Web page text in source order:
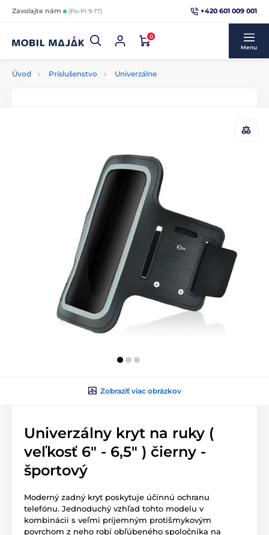
Zavolajte nám (Po-Pi 9-17) +420 601 009 001
0
Menu
Úvod Príslušenstvo Univerzálne
Zobraziť viac obrázkov
Univerzálny kryt na ruky (
veľkosť 6" - 6,5" ) čierny -
športový
Moderný zadný kryt poskytuje účinnú ochranu
telefónu. Jednoduchý vzhľad tohto modelu v
kombinácii s veľmi príjemným protišmykovým
povrchom z neho robí obľúbeného spoločníka na